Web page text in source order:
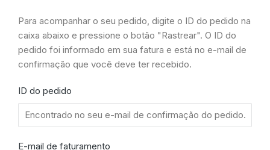
Para acompanhar o seu pedido, digite o ID do pedido na
caixa abaixo e pressione o botão "Rastrear". O ID do
pedido foi informado em sua fatura e está no e-mail de
confirmação que você deve ter recebido.
ID do pedido
E-mail de faturamento